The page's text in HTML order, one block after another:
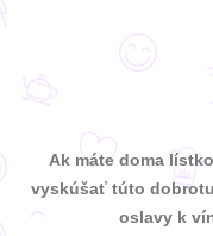
Ak máte doma
vyskúšať túto
oslavy k